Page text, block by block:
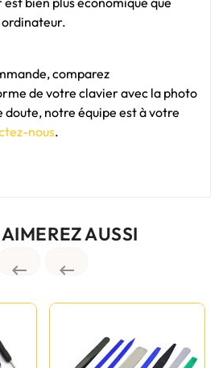
comparez
de votre clavier avec la photo
doute, notre équipe est à votre
nous.
AUSSI
 